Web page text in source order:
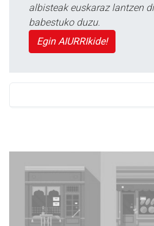
albisteak euskaraz lantzen
babestuko duzu.
Egin AIURRIkide!